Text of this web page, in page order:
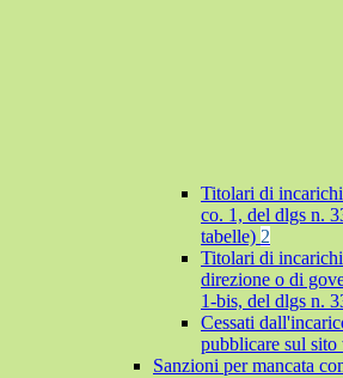
Titolari di
co. 1, del dlgs n.
tabelle) 2
Titolari di
direzione o di
1-bis, del dlgs n.
Cessati
pubblicare sul sito
Sanzioni per mancata